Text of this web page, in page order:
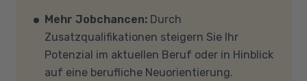
Auf unserer Info-SeiteWelche Förderung ist
für mich die richtige? stellen wir Ihnen
verschiedene Fördermöglichkeiten vor. Sehr
gerne beraten wir Sie auch in einem
Verfügung. Falls Sie von zu Hause aus
teilnehmen (mit Zustimmung Ihres
Kostenträgers), sprechen Sie uns an, in den
meisten Fällen können wir Ihnen Leih-
Mehr Jobchancen: Durch
Zusatzqualifikationen steigern Sie Ihr
Potenzial im aktuellen Beruf oder in Hinblick
auf eine berufliche Neuorientierung.